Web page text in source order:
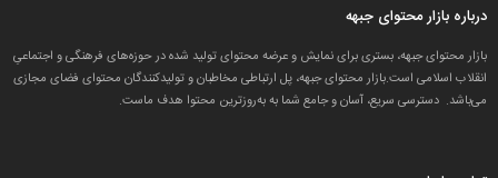
درباره بازار محتوای جبهه
بازار محتوای جبهه، بستری برای نمایش و عرضه محتوای تولید شده در حوزه‌های فرهنگی و اجتماعیِ
انقلاب اسلامی است.بازار محتوای جبهه، پل ارتباطی مخاطبان و تولید‌کنندگان محتوای فضای مجازی
می‌باشد. دسترسی سریع، آسان و جامع شما به به‌روزترین محتوا هدف ماست.